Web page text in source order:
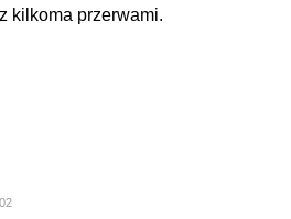
kilkoma przerwami.